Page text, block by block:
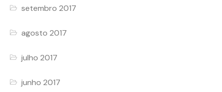
setembro 2017
agosto 2017
julho 2017
junho 2017